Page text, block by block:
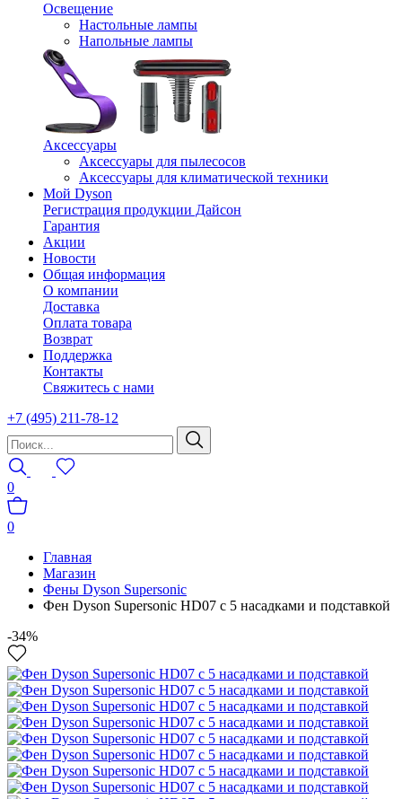
Освещение
Настольные лампы
Напольные лампы
Аксессуары
Аксессуары для пылесосов
Аксессуары для климатической техники
Мой Dyson
Регистрация продукции Дайсон
Гарантия
Акции
Новости
Общая информация
О компании
Доставка
Оплата товара
Возврат
Поддержка
Контакты
Свяжитесь с нами
+7 (495) 211-78-12
0
0
Главная
Магазин
Фены Dyson Supersonic
Фен Dyson Supersonic HD07 с 5 насадками и подставкой
-34%